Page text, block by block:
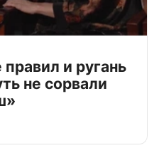
и ругань
не сорвали